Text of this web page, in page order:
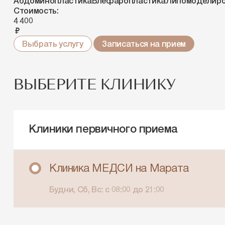
Стоимость:
4 400
руб.
Выбрать услугу Записаться на прием
ВЫБЕРИТЕ КЛИНИКУ
Клиники первичного приема
Клиника МЕДСИ на Марата
Будни, Сб, Вс: c 08:00 до 21:00